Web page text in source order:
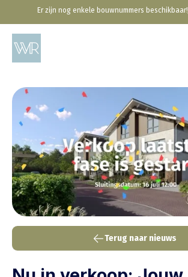
Er zijn nog enkele bouwnummers beschikbaar!
Skip
main
Terug naar nieuws